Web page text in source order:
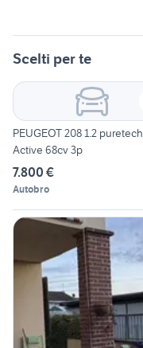
Scelti per te
PEUGEOT 208 1.2 puretech
Active 68cv 3p
7.800 €
Autobro